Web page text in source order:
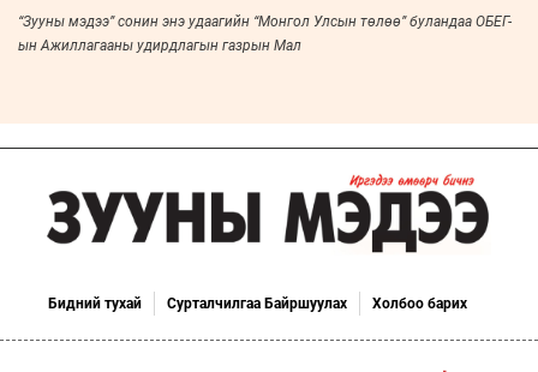
“Зууны мэдээ” сонин энэ удаагийн “Монгол Улсын төлөө” буландаа ОБЕГ-
ын Ажиллагааны удирдлагын газрын Мал
Бидний тухай Сурталчилгаа Байршуулах Холбоо барих